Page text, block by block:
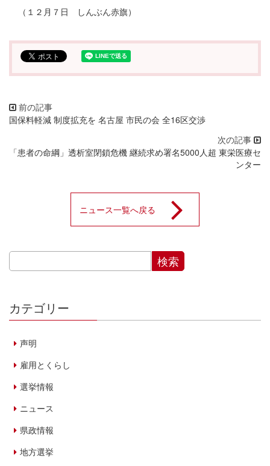
（１２月７日 しんぶん赤旗）
国保料軽減 制度拡充を 名古屋 市民の会 全16区交渉
「患者の命綱」透析室閉鎖危機 継続求め署名5000人超 東栄医療セ
ンター
ニュース一覧へ戻る
カテゴリー
声明
雇用とくらし
選挙情報
ニュース
県政情報
地方選挙